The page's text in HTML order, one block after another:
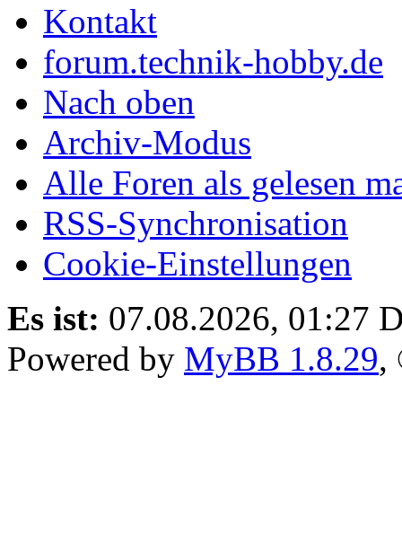
Kontakt
forum.technik-hobby.de
Nach oben
Archiv-Modus
Alle Foren als gelesen
RSS-Synchronisation
Cookie-Einstellungen
Es ist: 07.08.2026, 01:27
Powered by MyBB 1.8.29,